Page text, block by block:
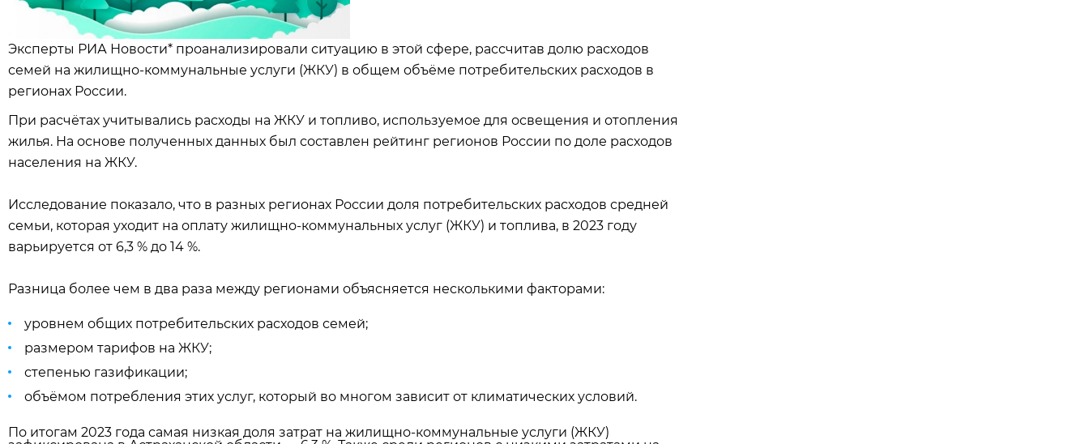
Эксперты РИА Новости* проанализировали ситуацию в этой сфере, рассчитав долю расходов
семей на жилищно-коммунальные услуги (ЖКУ) в общем объёме потребительских расходов в
регионах России.
При расчётах учитывались расходы на ЖКУ и топливо, используемое для освещения и отопления
жилья. На основе полученных данных был составлен рейтинг регионов России по доле расходов
населения на ЖКУ.
Исследование показало, что в разных регионах России доля потребительских расходов средней
семьи, которая уходит на оплату жилищно-коммунальных услуг (ЖКУ) и топлива, в 2023 году
варьируется от 6,3 % до 14 %.
Разница более чем в два раза между регионами объясняется несколькими факторами:
уровнем общих потребительских расходов семей;
размером тарифов на ЖКУ;
степенью газификации;
объёмом потребления этих услуг, который во многом зависит от климатических условий.
По итогам 2023 года самая низкая доля затрат на жилищно-коммунальные услуги (ЖКУ)